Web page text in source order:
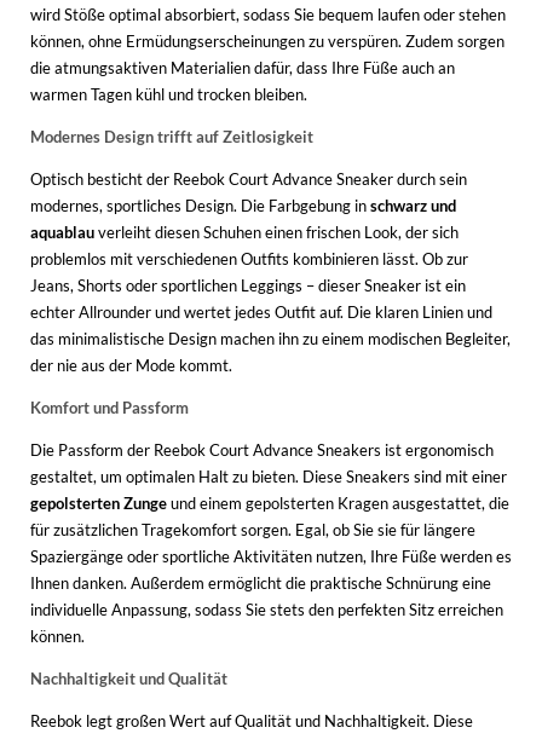
wird Stöße optimal absorbiert, sodass Sie bequem laufen oder stehen
können, ohne Ermüdungserscheinungen zu verspüren. Zudem sorgen
die atmungsaktiven Materialien dafür, dass Ihre Füße auch an
warmen Tagen kühl und trocken bleiben.
Modernes Design trifft auf Zeitlosigkeit
Optisch besticht der Reebok Court Advance Sneaker durch sein
modernes, sportliches Design. Die Farbgebung inschwarz und
aquablauverleiht diesen Schuhen einen frischen Look, der sich
problemlos mit verschiedenen Outfits kombinieren lässt. Ob zur
Jeans, Shorts oder sportlichen Leggings – dieser Sneaker ist ein
echter Allrounder und wertet jedes Outfit auf. Die klaren Linien und
das minimalistische Design machen ihn zu einem modischen Begleiter,
der nie aus der Mode kommt.
Komfort und Passform
Die Passform der Reebok Court Advance Sneakers ist ergonomisch
gestaltet, um optimalen Halt zu bieten. Diese Sneakers sind mit einer
gepolsterten Zungeund einem gepolsterten Kragen ausgestattet, die
für zusätzlichen Tragekomfort sorgen. Egal, ob Sie sie für längere
Spaziergänge oder sportliche Aktivitäten nutzen, Ihre Füße werden es
Ihnen danken. Außerdem ermöglicht die praktische Schnürung eine
individuelle Anpassung, sodass Sie stets den perfekten Sitz erreichen
können.
Nachhaltigkeit und Qualität
Reebok legt großen Wert auf Qualität und Nachhaltigkeit. Diese